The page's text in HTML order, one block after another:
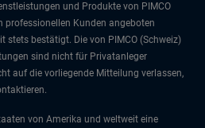
und Produkte von PIMCO
professionellen Kunden angeboten
stets bestätigt. Die von PIMCO (Schweiz)
sind nicht für Privatanleger
auf die vorliegende Mitteilung verlassen,
von Amerika und weltweit eine